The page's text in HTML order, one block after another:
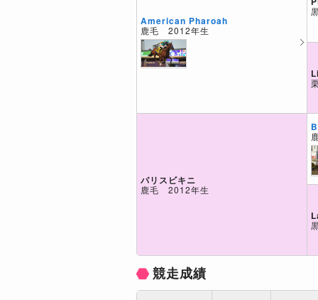
American Pharoah
鹿毛 2012年生
パリスビキニ
鹿毛 2012年生
競走成績